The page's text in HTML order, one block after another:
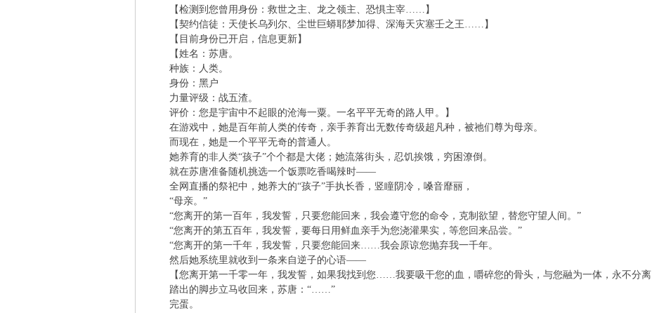
【检测到您曾用身份：救世之主、龙之领主、恐惧主宰……】
【契约信徒：天使长乌列尔、尘世巨蟒耶梦加得、深海天灾塞壬之王……】
【目前身份已开启，信息更新】
【姓名：苏唐。
种族：人类。
身份：黑户
力量评级：战五渣。
评价：您是宇宙中不起眼的沧海一粟。一名平平无奇的路人甲。】
在游戏中，她是百年前人类的传奇，亲手养育出无数传奇级超凡种，被祂们尊为母亲。
而现在，她是一个平平无奇的普通人。
她养育的非人类“孩子”个个都是大佬；她流落街头，忍饥挨饿，穷困潦倒。
就在苏唐准备随机挑选一个饭票吃香喝辣时——
全网直播的祭祀中，她养大的“孩子”手执长香，竖瞳阴冷，嗓音靡丽，
“母亲。”
“您离开的第一百年，我发誓，只要您能回来，我会遵守您的命令，克制欲望，替您守望人间。”
“您离开的第五百年，我发誓，要每日用鲜血亲手为您浇灌果实，等您回来品尝。”
“您离开的第一千年，我发誓，只要您能回来……我会原谅您抛弃我一千年。
然后她系统里就收到一条来自逆子的心语——
【您离开第一千零一年，我发誓，如果我找到您……我要吸干您的血，嚼碎您的骨头，与您融为一体，永不分离
踏出的脚步立马收回来，苏唐：“……”
完蛋。